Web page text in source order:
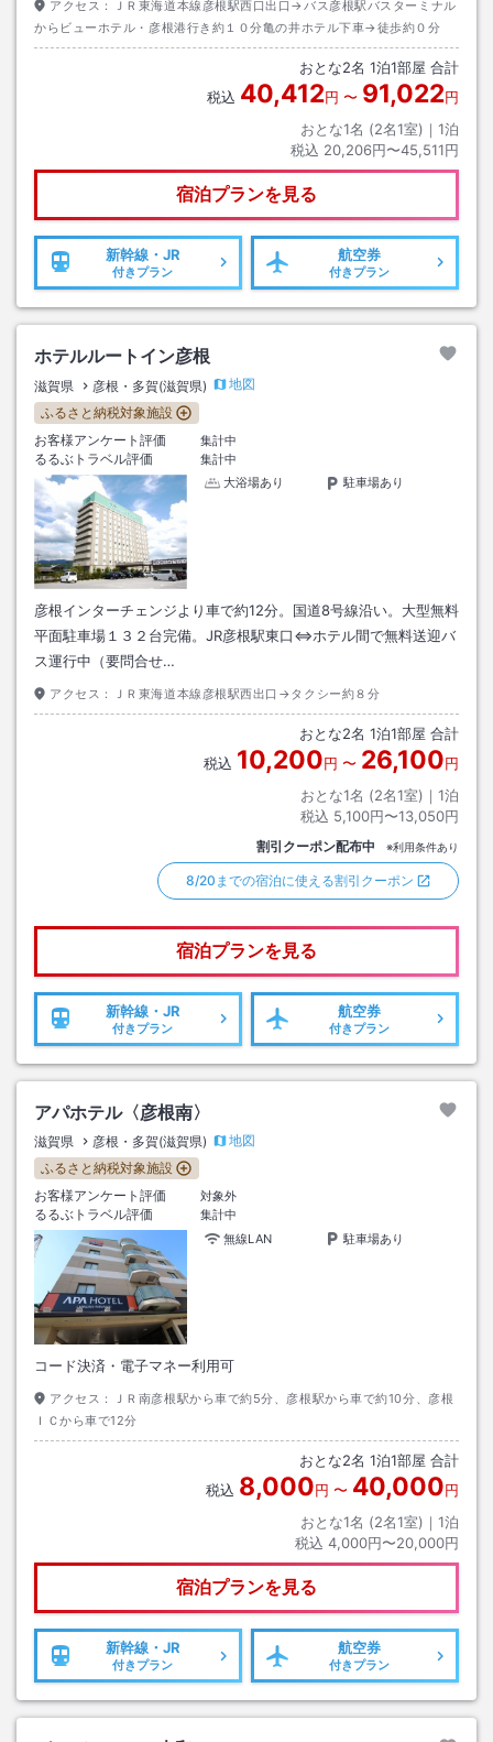
アクセス：
ＪＲ東海道本線彦根駅西口出口→バス彦根駅バスターミナル
からビューホテル・彦根港行き約１０分亀の井ホテル下車→徒歩約０分
おとな2名 1泊1部屋 合計
税込 40,412円 〜 91,022円
おとな1名 (2名1室)｜ 1泊
税込 20,206円〜45,511円
宿泊プランを見る
新幹線・JR
付きプラン
航空券
付きプラン
ホテルルートイン彦根
滋賀県 彦根・多賀(滋賀県)
地図
ふるさと納税対象施設
お客様アンケート評価
集計中
るるぶトラベル評価
集計中
大浴場あり
駐車場あり
彦根インターチェンジより車で約12分。国道8号線沿い。大型無料
平面駐車場１３２台完備。JR彦根駅東口⇔ホテル間で無料送迎バ
ス運行中（要問合せ…
アクセス： ＪＲ東海道本線彦根駅西出口→タクシー約８分
おとな2名 1泊1部屋 合計
税込 10,200円 〜 26,100円
おとな1名 (2名1室)｜ 1泊
税込 5,100円〜13,050円
割引クーポン配布中 ※利用条件あり
8/20までの宿泊に使える割引クーポン
宿泊プランを見る
新幹線・JR
付きプラン
航空券
付きプラン
アパホテル〈彦根南〉
滋賀県 彦根・多賀(滋賀県)
地図
ふるさと納税対象施設
お客様アンケート評価
対象外
るるぶトラベル評価
集計中
無線LAN
駐車場あり
コード決済・電子マネー利用可
アクセス：
ＪＲ南彦根駅から車で約5分、彦根駅から車で約10分、彦根
ＩＣから車で12分
おとな2名 1泊1部屋 合計
税込 8,000円 〜 40,000円
おとな1名 (2名1室)｜ 1泊
税込 4,000円〜20,000円
宿泊プランを見る
新幹線・JR
付きプラン
航空券
付きプラン